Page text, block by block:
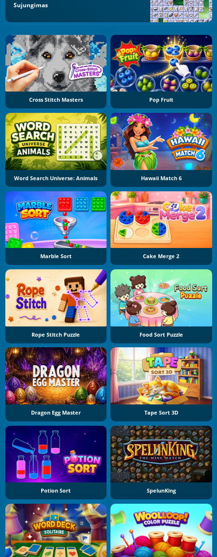
Sujungimas
Cross Stitch Masters Pop Fruit
Word Search Universe: Animals Hawaii Match 6
Marble Sort Cake Merge 2
Rope Stitch Puzzle Food Sort Puzzle
Dragon Egg Master Tape Sort 3D
Potion Sort SpelunKing